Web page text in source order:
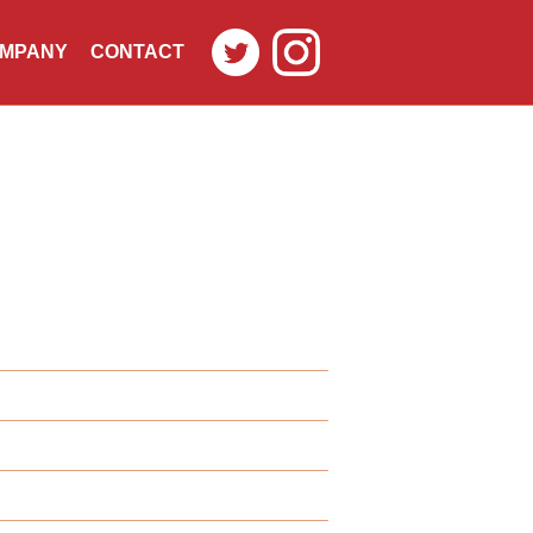
概要
CONTACT
お問合せ